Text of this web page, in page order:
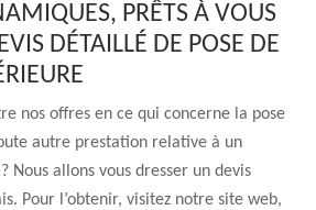
PRÊTS À VOUS
DÉTAILLÉ DE POSE DE
nos offres en ce qui concerne la pose
autre prestation relative à un
Nous allons vous dresser un devis
Pour l’obtenir, visitez notre site web,